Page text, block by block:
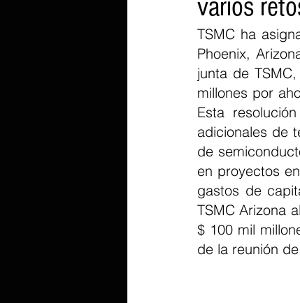
varios
TSMC ha
Phoenix,
junta de
millones por
Esta
adicionales de
de
en proyectos
gastos de
TSMC Arizona
$ 100 mil
de la reunión